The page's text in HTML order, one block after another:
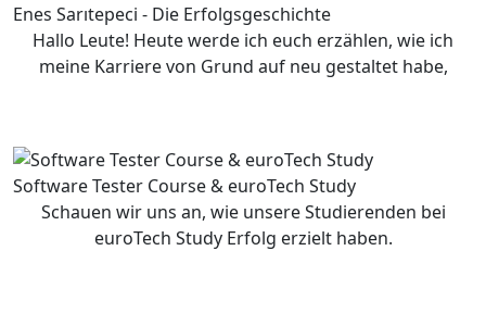
Enes Sarıtepeci - Die Erfolgsgeschichte
Hallo Leute! Heute werde ich euch erzählen, wie ich
meine Karriere von Grund auf neu gestaltet habe,
Software Tester Course & euroTech Study
Schauen wir uns an, wie unsere Studierenden bei
euroTech Study Erfolg erzielt haben.